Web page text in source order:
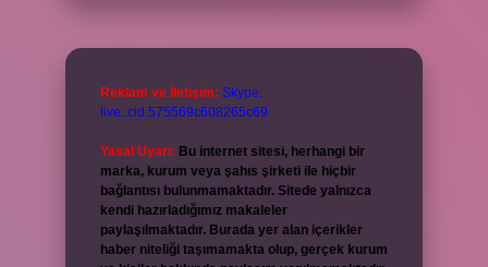
Reklam ve İletişim: Skype:
live:.cid.575569c608265c69
Yasal Uyarı: Bu internet sitesi, herhangi bir
marka, kurum veya şahıs şirketi ile hiçbir
bağlantısı bulunmamaktadır. Sitede yalnızca
kendi hazırladığımız makaleler
paylaşılmaktadır. Burada yer alan içerikler
haber niteliği taşımamakta olup, gerçek kurum